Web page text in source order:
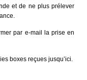
et de ne plus prélever
par e-mail la prise en
boxes reçues jusqu’ici.